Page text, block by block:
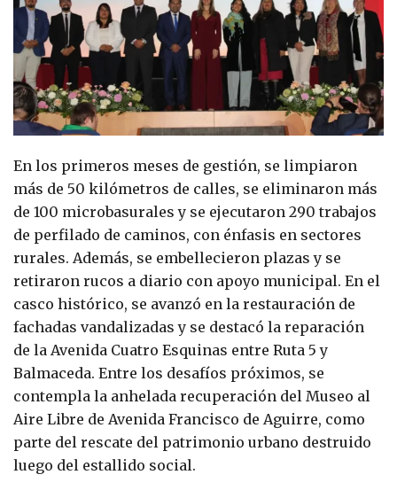
En los primeros meses de gestión, se limpiaron
más de 50 kilómetros de calles, se eliminaron más
de 100 microbasurales y se ejecutaron 290 trabajos
de perfilado de caminos, con énfasis en sectores
rurales. Además, se embellecieron plazas y se
retiraron rucos a diario con apoyo municipal. En el
casco histórico, se avanzó en la restauración de
fachadas vandalizadas y se destacó la reparación
de la Avenida Cuatro Esquinas entre Ruta 5 y
Balmaceda. Entre los desafíos próximos, se
contempla la anhelada recuperación del Museo al
Aire Libre de Avenida Francisco de Aguirre, como
parte del rescate del patrimonio urbano destruido
luego del estallido social.